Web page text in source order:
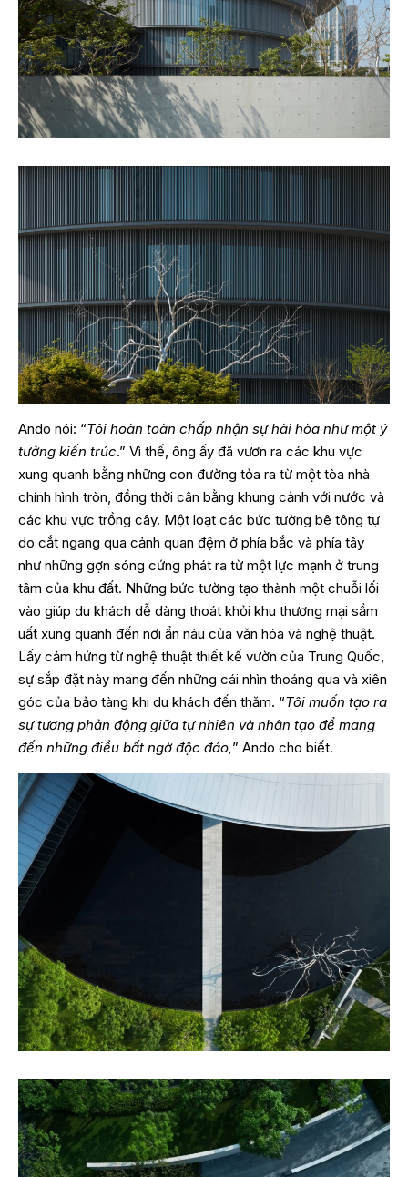
Ando nói: “Tôi hoàn toàn chấp nhận sự hài hòa như một ý
tưởng kiến trúc.” Vì thế, ông ấy đã vươn ra các khu vực
xung quanh bằng những con đường tỏa ra từ một tòa nhà
chính hình tròn, đồng thời cân bằng khung cảnh với nước và
các khu vực trồng cây. Một loạt các bức tường bê tông tự
do cắt ngang qua cảnh quan đệm ở phía bắc và phía tây
như những gợn sóng cứng phát ra từ một lực mạnh ở trung
tâm của khu đất. Những bức tường tạo thành một chuỗi lối
vào giúp du khách dễ dàng thoát khỏi khu thương mại sầm
uất xung quanh đến nơi ẩn náu của văn hóa và nghệ thuật.
Lấy cảm hứng từ nghệ thuật thiết kế vườn của Trung Quốc,
sự sắp đặt này mang đến những cái nhìn thoáng qua và xiên
góc của bảo tàng khi du khách đến thăm. “Tôi muốn tạo ra
sự tương phản động giữa tự nhiên và nhân tạo để mang
đến những điều bất ngờ độc đáo,” Ando cho biết.